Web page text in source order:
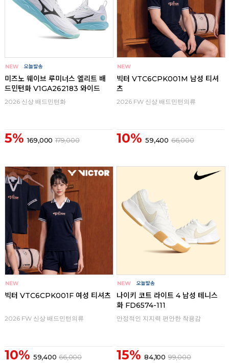
미즈노 웨이브 루미너스 엘리트 배
드민턴화 V1GA262183 와이드
2026 신상 배드민턴화
5% 169,000 179,000
빅터 VTC6CPK001M 남성 티셔
츠
2026 FW 신상 배드민턴의류
10% 59,400 66,000
빅터 VTC6CPK001F 여성 티셔츠
2026 FW 신상 배드민턴의류
10% 59,400 66,000
나이키 코트 라이트 4 남성 테니스
화 FD6574-111
안정적인 지지력 편안한 착용감
15% 84,100 99,000